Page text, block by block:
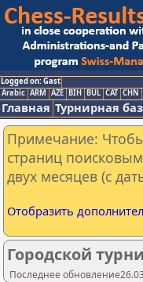
Logged on: Gast
Arabic ARM AZE BIH BUL CAT CHN
Главная Турнирная
Примечание: Чтобы
страниц
двух месяцев (с
Отобразить
Городской
Последнее